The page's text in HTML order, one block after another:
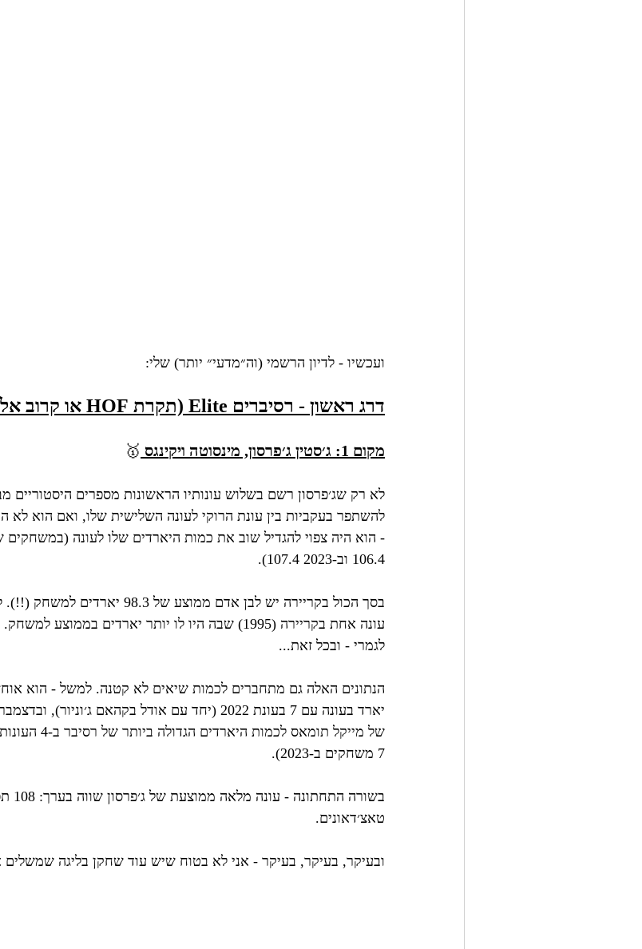
ועכשיו - לדיון הרשמי (וה״מדעי״ יותר) שלי:
דרג ראשון - רסיברים Elite (תקרת HOF או קרוב אליה)
מקום 1: ג׳סטין ג׳פרסון, מינסוטה ויקינגס 🥇
לא רק שג׳פרסון רשם בשלוש עונותיו הראשונות מספרים היסטוריים
106.4 וב-2023 107.4).
בסך הכול בקריירה יש לבן אדם
עונה אחת בקריירה (1995) שבה היו לו יותר יארדים
לגמרי - ובכל זאת...
יארד בעונה עם 7 בעונת 2022 (יחד עם אודל בקהאם
של מייקל
7 משחקים ב-2023).
טאצ׳דאונים.
ובעיקר, בעיקר, בעיקר - אני לא בטוח שיש עוד שחקן בליגה